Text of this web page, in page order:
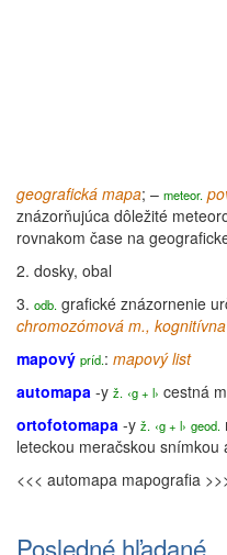
geografická mapa; – meteor.
znázorňujúca dôležité
rovnakom čase na
2. dosky, obal
3. odb. grafické znázornenie
chromozómová m.,
mapový príd.: mapový list
automapa -y ž. ‹g + l› cestná
ortofotomapa -y ž. ‹g + l› geod.
leteckou meračskou
<<< automapa mapografia
Posledné hľadané